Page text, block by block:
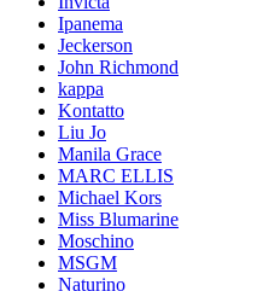
Ipanema
Jeckerson
John Richmond
kappa
Kontatto
Liu Jo
Manila Grace
MARC ELLIS
Michael Kors
Miss Blumarine
Moschino
MSGM
Naturino